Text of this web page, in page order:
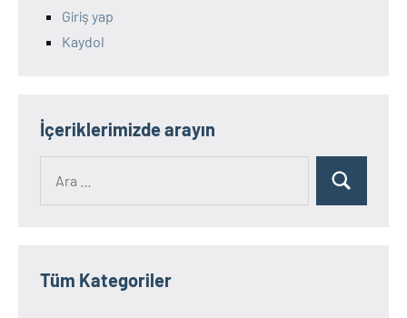
Giriş yap
Kaydol
İçeriklerimizde arayın
Ara
Tüm Kategoriler